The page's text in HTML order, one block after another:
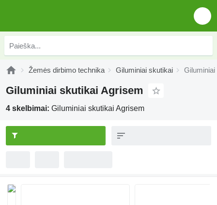
Žemės dirbimo technika Giluminiai skutikai
Giluminiai skutikai Agrisem
4 skelbimai: Giluminiai skutikai Agrisem